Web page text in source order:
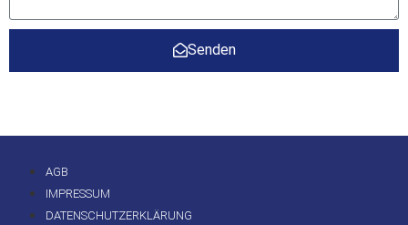
Senden
AGB
IMPRESSUM
DATENSCHUTZERKLÄRUNG